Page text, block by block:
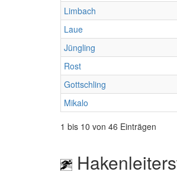
Limbach
Laue
Jüngling
Rost
Gottschling
Mikalo
1 bis 10 von 46 Einträgen